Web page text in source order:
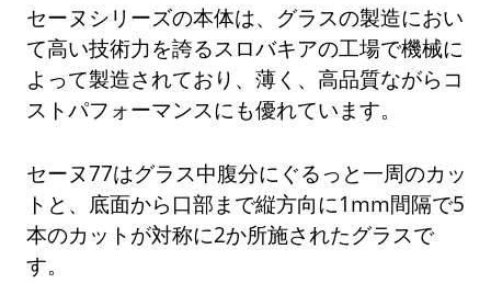
セーヌシリーズの本体は、グラスの製造におい
て高い技術力を誇るスロバキアの工場で機械に
よって製造されており、薄く、高品質ながらコ
ストパフォーマンスにも優れています。
セーヌ77はグラス中腹分にぐるっと一周のカッ
トと、底面から口部まで縦方向に1mm間隔で5
本のカットが対称に2か所施されたグラスで
す。